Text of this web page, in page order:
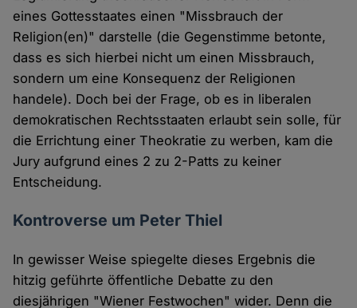
eines Gottesstaates einen "Missbrauch der
Religion(en)" darstelle (die Gegenstimme betonte,
dass es sich hierbei nicht um einen Missbrauch,
sondern um eine Konsequenz der Religionen
handele). Doch bei der Frage, ob es in liberalen
demokratischen Rechtsstaaten erlaubt sein solle, für
die Errichtung einer Theokratie zu werben, kam die
Jury aufgrund eines 2 zu 2-Patts zu keiner
Entscheidung.
Kontroverse um Peter Thiel
In gewisser Weise spiegelte dieses Ergebnis die
hitzig geführte öffentliche Debatte zu den
diesjährigen "Wiener Festwochen" wider. Denn die